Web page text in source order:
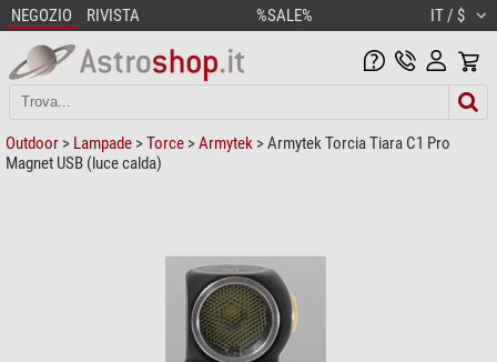
NEGOZIO RIVISTA %SALE% IT / $
Outdoor > Lampade >Torce >Armytek > Armytek Torcia Tiara C1 Pro
Magnet USB (luce calda)